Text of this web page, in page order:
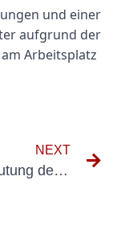
und einer
aufgrund der
Arbeitsplatz
NEXT
Die Bedeutung des VDE 0105-Prüfprotokolls für die elektrische Sicherheit verstehen